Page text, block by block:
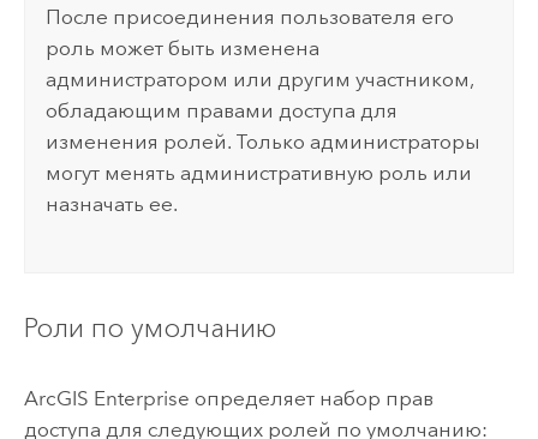
После присоединения пользователя его
роль может быть изменена
администратором или другим участником,
обладающим правами доступа для
изменения ролей. Только администраторы
могут менять административную роль или
назначать ее.
Роли по умолчанию
ArcGIS Enterprise определяет набор прав
доступа для следующих ролей по умолчанию: